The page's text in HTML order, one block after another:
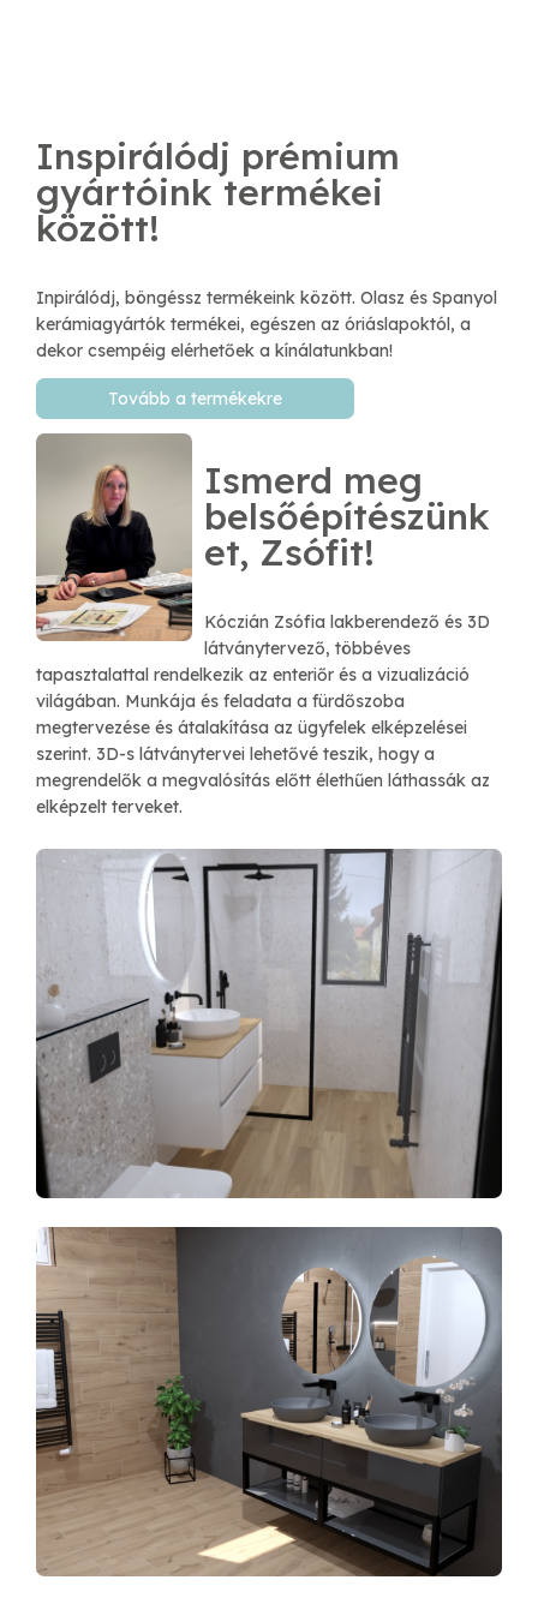
Inspirálódj prémium
gyártóink termékei
között!
Inpirálódj, böngéssz termékeink között. Olasz és Spanyol
kerámiagyártók termékei, egészen az óriáslapoktól, a
dekor csempéig elérhetőek a kínálatunkban!
Tovább a termékekre
Ismerd meg
belsőépítészünk
et, Zsófit!
Kóczián Zsófia lakberendező és 3D
látványtervező, többéves
tapasztalattal rendelkezik az enteriőr és a vizualizáció
világában. Munkája és feladata a fürdőszoba
megtervezése és átalakítása az ügyfelek elképzelései
szerint. 3D-s látványtervei lehetővé teszik, hogy a
megrendelők a megvalósítás előtt élethűen láthassák az
elképzelt terveket.